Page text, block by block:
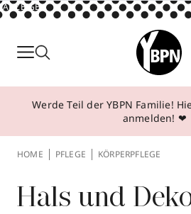
ANZEIGE
Parfum
Make-up
Behandlungen
Über YBPN
Werde Teil der YBPN Familie!
anmelden! ❤
HOME PFLEGE KÖRPERPFLEGE
Hals und